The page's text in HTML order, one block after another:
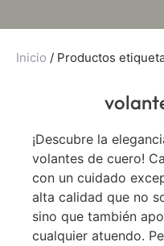
Inicio / Productos
¡Descubre la
volantes de cuero!
con un cuidado
alta calidad que no
sino que también
cualquier atuendo.